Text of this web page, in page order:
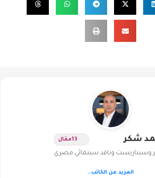
شكر 13مقال
وسيناريست وناقد سينمائي مصري
المزيد عن الكاتب..